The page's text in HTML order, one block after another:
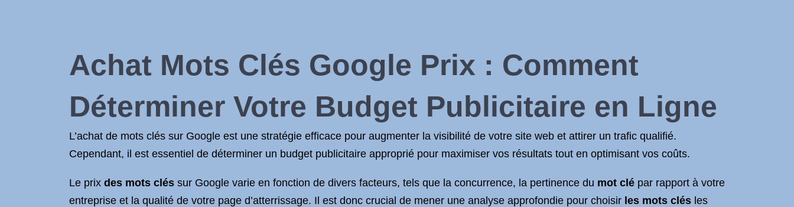
Achat Mots Clés Google Prix : Comment
Déterminer Votre Budget Publicitaire en Ligne
L’achat de mots clés sur Google est une stratégie efficace pour augmenter la visibilité de votre site web et attirer un trafic qualifié.
Cependant, il est essentiel de déterminer un budget publicitaire approprié pour maximiser vos résultats tout en optimisant vos coûts.
Le prix des mots clés sur Google varie en fonction de divers facteurs, tels que la concurrence, la pertinence du mot clé par rapport à votre
entreprise et la qualité de votre page d’atterrissage. Il est donc crucial de mener une analyse approfondie pour choisir les mots clés les